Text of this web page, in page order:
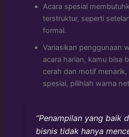
Acara spesial
terstruktur, seperti
formal.
Variasikan penggunaan
acara harian, kamu bisa
cerah dan motif
spesial, pilihlah warna
“Penampilan yang baik
bisnis tidak hanya